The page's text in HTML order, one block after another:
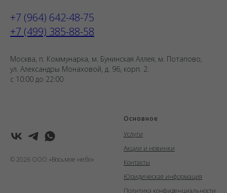
+7 (964) 642-48-75
+7 (499) 385-88-58
Москва, п. Коммунарка, м. Бунинская Аллея, м. Потапово,
ул. Александры Монаховой, д. 96, корп. 2.
с 10:00 до 22:00
© 2026 ООО «Восьмое небо»
Основное
Услуги
Акции и новинки
Контакты
Юридическая информация
Политика конфиденциальности